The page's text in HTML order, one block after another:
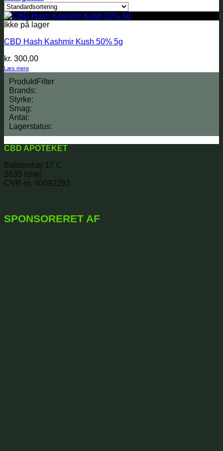
Ikke på lager
CBD Hash Kashmir Kush 50% 5g
kr. 300,00
Læs mere
ProduktFilter
Brands:
Styrke:
Smag:
Antal:
Lagerstatus:
CBD APOTEKET
Baldershøj 17 C
2635 Ishøj
CVR-nr. 40092293
SPONSORERET AF